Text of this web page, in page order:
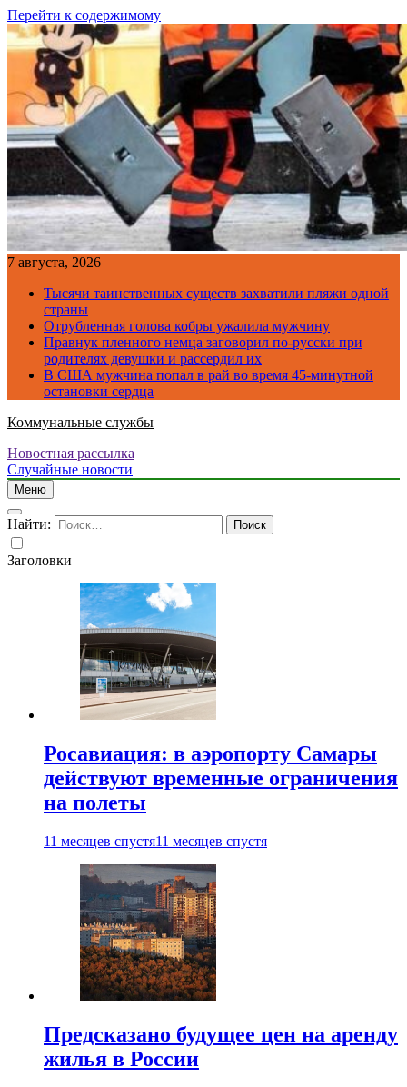
Перейти к содержимому
7 августа, 2026
Тысячи таинственных существ захватили пляжи одной
страны
Отрубленная голова кобры ужалила мужчину
Правнук пленного немца заговорил по-русски при
родителях девушки и рассердил их
В США мужчина попал в рай во время 45-минутной
остановки сердца
Коммунальные службы
Новостная рассылка
Случайные новости
Меню
Найти:
Заголовки
Росавиация: в аэропорту Самары
действуют временные ограничения
на полеты
11 месяцев спустя11 месяцев спустя
Предсказано будущее цен на аренду
жилья в России